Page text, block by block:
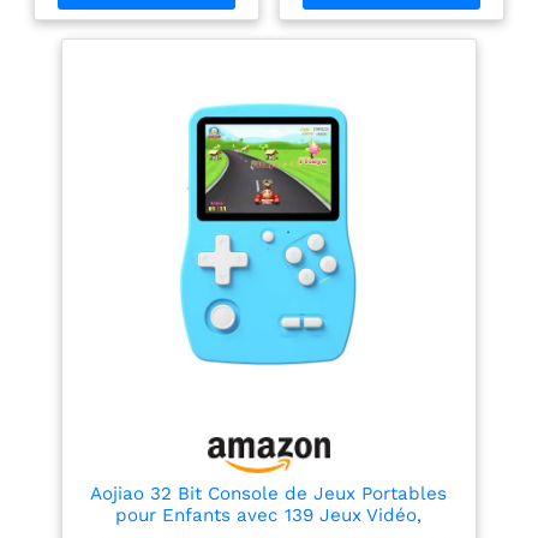
plus de 40 000 jeux
Internet requis :
branchez-la simplement
à votre téléviseur et
commencez à jouer
instantanément (appuyez
simultanément sur
SELECT + START pour
revenir au menu
principal). 【Expérience
de jeu HDMI 4K
époustouflante】 La
Game Stick prend en
étendu permet une
téléviseurs, projecteurs et
autres écrans
compatibles HDMI. Une
Aojiao 32 Bit Console de Jeux Portables
pour Enfants avec 139 Jeux Vidéo,